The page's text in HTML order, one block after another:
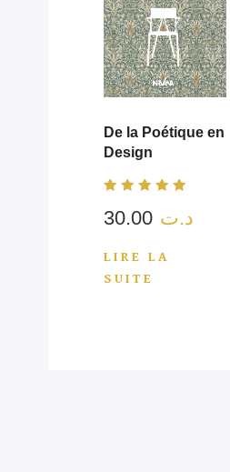
De la Poétique en
Design
5.00
sur 5 د.ت
LIRE LA
SUITE